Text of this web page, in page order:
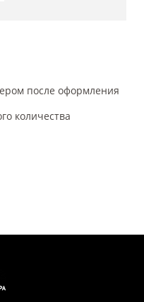
после оформления
количества